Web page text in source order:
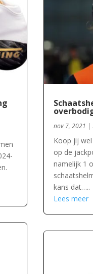
nov 7, 2021 |
Koop jij
op de
namelijk 1
kans dat…..
Lees meer